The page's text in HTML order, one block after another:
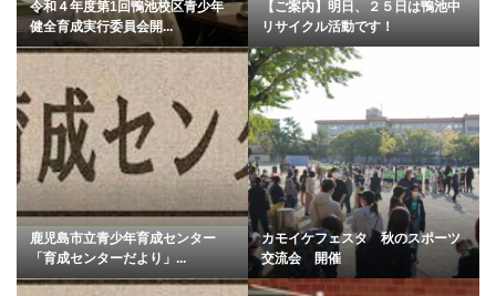
令和４年度第1回鴨池校区青少年
健全育成実行委員会開...
【ご案内】明日、２５日は鴨池中
リサイクル活動です！
鹿児島市立青少年育成センター
「育成センターだより」...
カモイケフェスタ 秋のスポーツ
交流会 開催